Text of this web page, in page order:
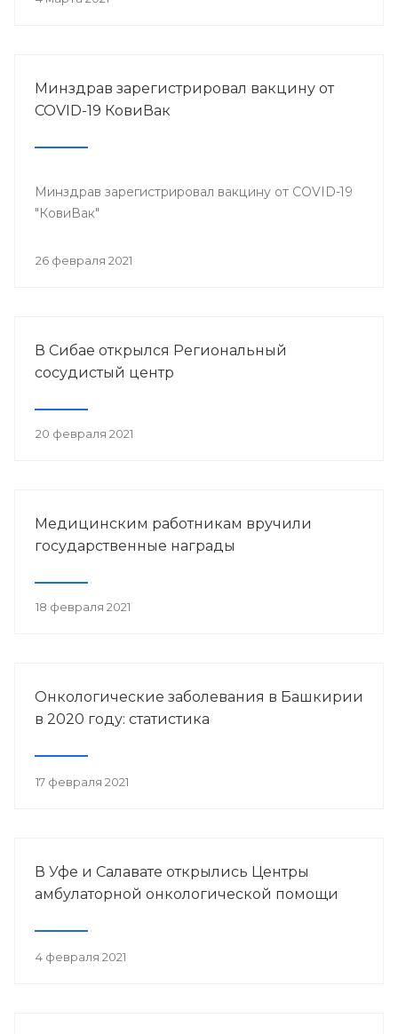
Минздрав зарегистрировал вакцину от
COVID-19 КовиВак
Минздрав зарегистрировал вакцину от COVID-19
"КовиВак"
26 февраля 2021
В Сибае открылся Региональный
сосудистый центр
20 февраля 2021
Медицинским работникам вручили
государственные награды
18 февраля 2021
Онкологические заболевания в Башкирии
в 2020 году: статистика
17 февраля 2021
В Уфе и Салавате открылись Центры
амбулаторной онкологической помощи
4 февраля 2021